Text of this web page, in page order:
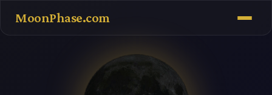
MoonPhase.com